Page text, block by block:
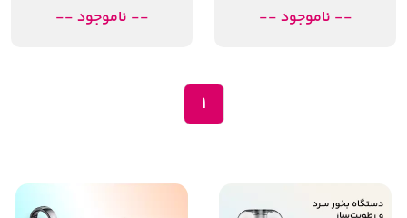
-- ناموجود -- -- ناموجود --
1